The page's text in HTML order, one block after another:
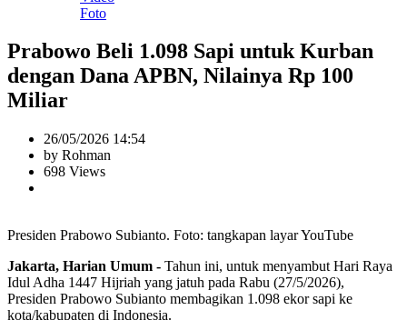
Foto
Prabowo Beli 1.098 Sapi untuk Kurban
dengan Dana APBN, Nilainya Rp 100
Miliar
26/05/2026 14:54
by Rohman
698 Views
Presiden Prabowo Subianto. Foto: tangkapan layar YouTube
Jakarta, Harian Umum - Tahun ini, untuk menyambut Hari Raya
Idul Adha 1447 Hijriah yang jatuh pada Rabu (27/5/2026),
Presiden Prabowo Subianto membagikan 1.098 ekor sapi ke
kota/kabupaten di Indonesia.